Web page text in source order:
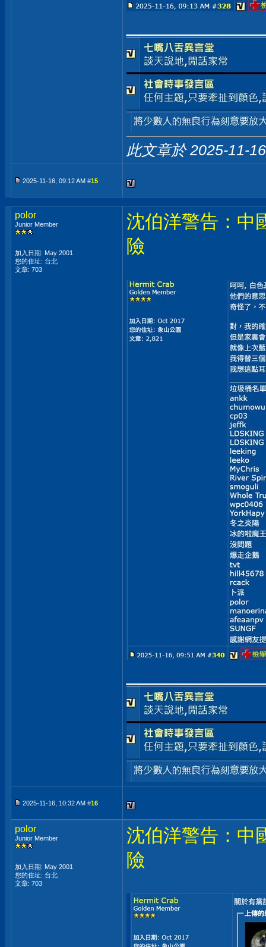
此文章於 2025-11-
2025-11-16, 09:12 AM #15
polor
Junior Member
加入日期: May 2001
您的住址: 台北
文章: 703
沈伯洋警告：中
險
2025-11-16, 10:32 AM #16
polor
Junior Member
加入日期: May 2001
您的住址: 台北
文章: 703
沈伯洋警告：中
險